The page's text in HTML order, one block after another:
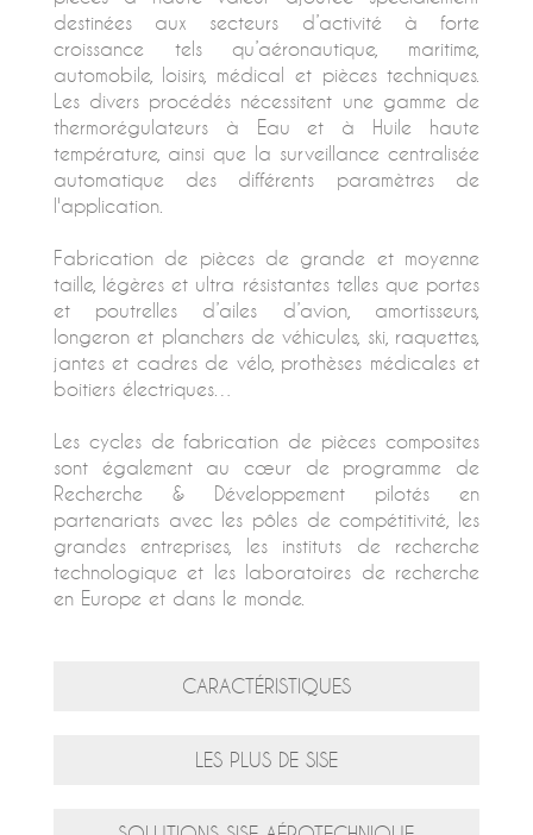
destinées aux secteurs d’activité à forte
croissance tels qu’aéronautique, maritime,
automobile, loisirs, médical et pièces techniques.
Les divers procédés nécessitent une gamme de
thermorégulateurs à Eau et à Huile haute
température, ainsi que la surveillance centralisée
automatique des différents paramètres de
l'application.
Fabrication de pièces de grande et moyenne
taille, légères et ultra résistantes telles que portes
et poutrelles d’ailes d’avion, amortisseurs,
longeron et planchers de véhicules, ski, raquettes,
jantes et cadres de vélo, prothèses médicales et
boitiers électriques…
Les cycles de fabrication de pièces composites
sont également au cœur de programme de
Recherche & Développement pilotés en
partenariats avec les pôles de compétitivité, les
grandes entreprises, les instituts de recherche
technologique et les laboratoires de recherche
en Europe et dans le monde.
CARACTÉRISTIQUES
LES PLUS DE SISE